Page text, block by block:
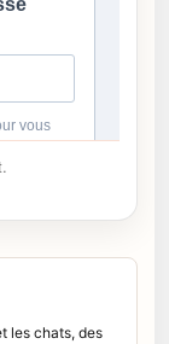
les chats, des